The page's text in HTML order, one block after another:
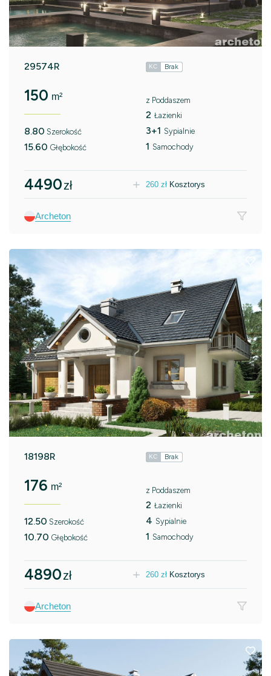
29574R KC Brak
150 m²
8.80 Szerokość
15.60 Głębokość
z Poddaszem
2 Łazienki
3+1 Sypialnie
1 Samochody
4490zł 260 zł Kosztorys
Archeton
18198R KC Brak
176 m²
12.50 Szerokość
10.70 Głębokość
z Poddaszem
2 Łazienki
4 Sypialnie
1 Samochody
4890zł 260 zł Kosztorys
Archeton